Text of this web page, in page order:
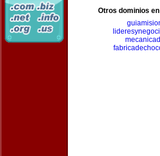
Otros dominios